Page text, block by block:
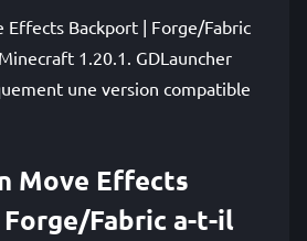
Effects Backport | Forge/Fabric
1.20.1. GDLauncher
une version compatible
Move Effects
Fabric a-t-il